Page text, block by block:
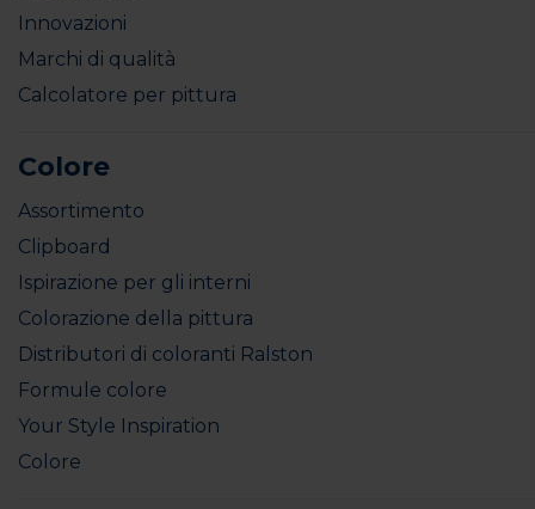
Innovazioni
Marchi di qualità
Calcolatore per pittura
Colore
Assortimento
Clipboard
Ispirazione per gli interni
Colorazione della pittura
Distributori di coloranti Ralston
Formule colore
Your Style Inspiration
Colore